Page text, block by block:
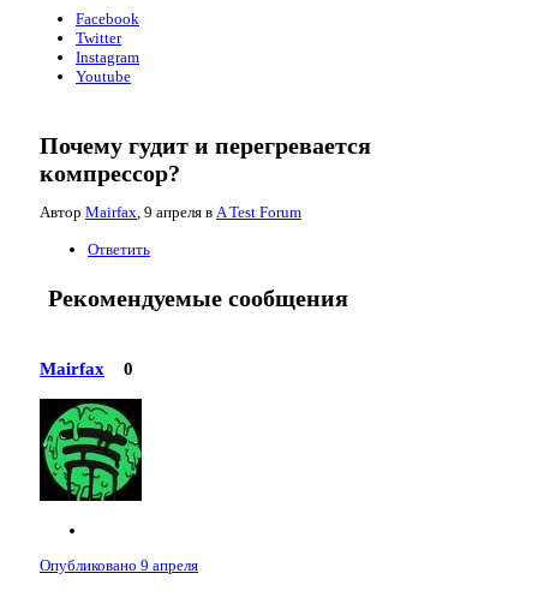
Facebook
Twitter
Instagram
Youtube
Почему гудит и перегревается
компрессор?
Автор Mairfax 9 апреля в A Test Forum
Ответить
Рекомендуемые сообщения
Mairfax 0
Опубликовано 9 апреля